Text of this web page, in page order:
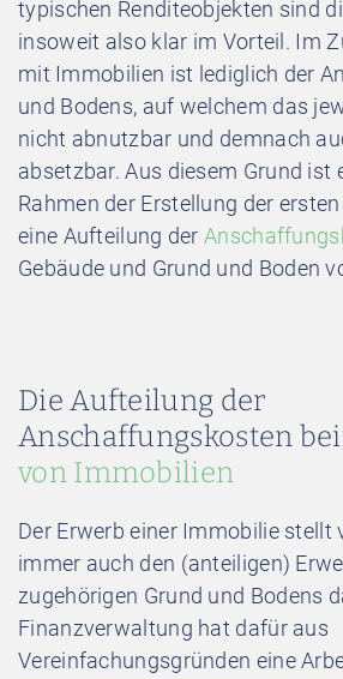
typischen Renditeobjekten sind
insoweit also klar im Vorteil. Im
mit Immobilien ist lediglich der
und Bodens, auf welchem das
nicht abnutzbar und demnach
absetzbar. Aus diesem Grund ist
Rahmen der Erstellung der
eine Aufteilung der
Gebäude und Grund und Boden
Die Aufteilung der
Anschaffungskosten
von Immobilien
Der Erwerb einer Immobilie stellt
immer auch den (anteiligen)
zugehörigen Grund und Bodens
Finanzverwaltung hat dafür aus
Vereinfachungsgründen eine